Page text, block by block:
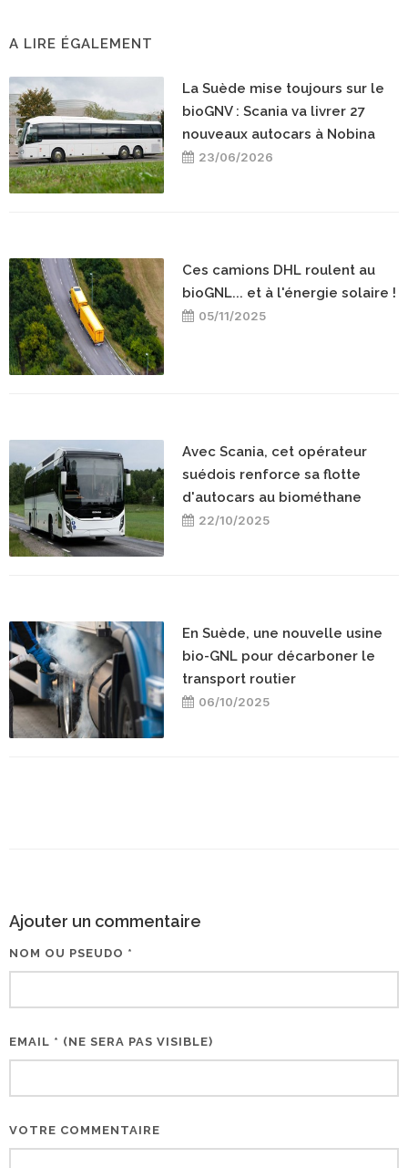
A LIRE ÉGALEMENT
La Suède mise toujours sur le
bioGNV : Scania va livrer 27
nouveaux autocars à Nobina
23/06/2026
Ces camions DHL roulent au
bioGNL... et à l'énergie solaire !
05/11/2025
Avec Scania, cet opérateur
suédois renforce sa flotte
d'autocars au biométhane
22/10/2025
En Suède, une nouvelle usine
bio-GNL pour décarboner le
transport routier
06/10/2025
Ajouter un commentaire
NOM OU PSEUDO *
EMAIL * (NE SERA PAS VISIBLE)
VOTRE COMMENTAIRE